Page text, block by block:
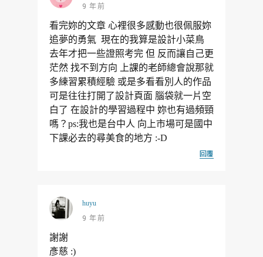
9 年前
看完妳的文章 心裡很多感動也很佩服妳
追夢的勇氣 現在的我算是設計小菜鳥
去年才把一些證照考完 但 反而讓自己更
茫然 找不到方向 上課的老師總會說那就
多練習累積經驗 或是多看看別人的作品
可是往往打開了設計頁面 腦袋就一片空
白了 在設計的學習過程中 妳也有過頻頸
嗎？ps:我也是台中人 向上市場可是國中
下課必去的尋美食的地方 :-D
回覆
huyu
9 年前
謝謝
彥慈 :)